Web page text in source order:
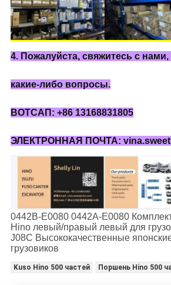
4. Пожалуйста, свяжитесь с нами,
какие-либо вопросы.
ВОТСАП: +86 13168831805
ЭЛЕКТРОННАЯ ПОЧТА:
0442B-E0080 0442A-E0080
Hino левый/правый левый для
J08C Высококачественные
грузовиков
Kuso Hino 500 частей Поршень Hino 500